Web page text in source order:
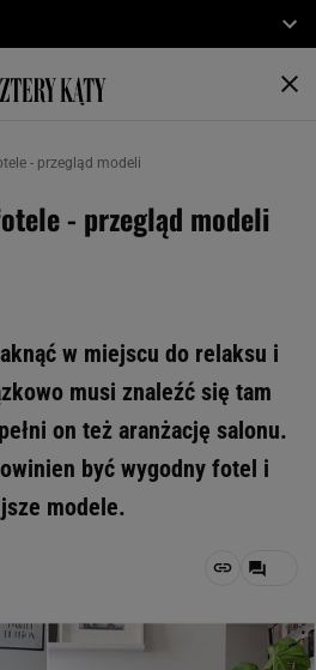
- przegląd modeli
- przegląd modeli
w miejscu do relaksu i
musi znaleźć się tam
on też aranżację salonu.
być wygodny fotel i
modele.